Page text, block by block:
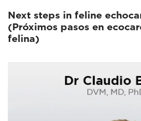
Next steps in feline
(Próximos pasos en
felina)